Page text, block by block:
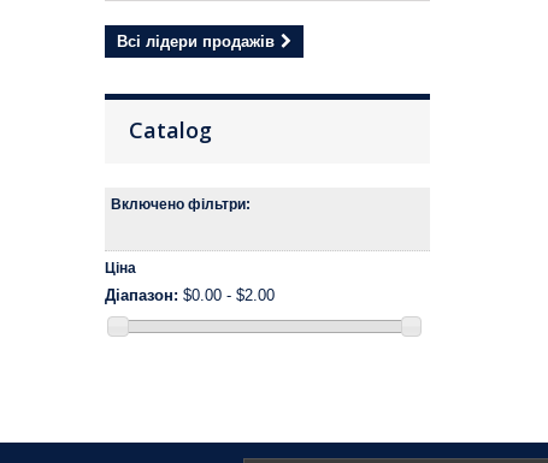
Всі лідери продажів
Catalog
Включено фільтри:
Ціна
Діапазон: $0.00 - $2.00